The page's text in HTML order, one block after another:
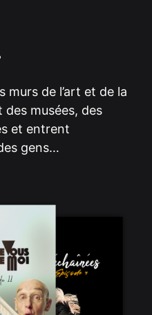
murs de l’art et de la
des musées, des
et entrent
gens…